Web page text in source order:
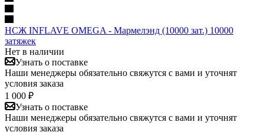
НСЖ INFLAVE OMEGA - Мармелэнд (10000 зат.) 10000
затяжек
Нет в наличии
Узнать о поставке
Наши менеджеры обязательно свяжутся с вами и уточнят
условия заказа
1 000 ₽
Узнать о поставке
Наши менеджеры обязательно свяжутся с вами и уточнят
условия заказа